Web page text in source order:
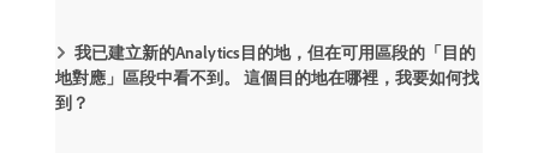
我已建立新的Analytics目的地，但在可用區段的「目的
地對應」區段中看不到。 這個目的地在哪裡，我要如何找
到？